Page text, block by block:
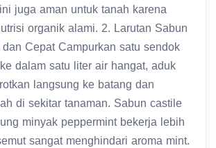
juga aman untuk tanah karena
organik alami. 2. Larutan Sabun
Cepat Campurkan satu sendok
dalam satu liter air hangat, aduk
langsung ke batang dan
di sekitar tanaman. Sabun castile
minyak peppermint bekerja lebih
sangat menghindari aroma mint.